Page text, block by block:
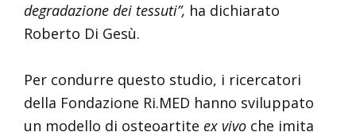
degradazione dei tessuti”, ha dichiarato
Roberto Di Gesù.
Per condurre questo studio, i ricercatori
della Fondazione Ri.MED hanno sviluppato
un modello di osteoartite ex vivoche imita